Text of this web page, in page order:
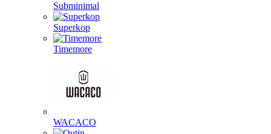
Subminimal
Superkop
Timemore
WACACO